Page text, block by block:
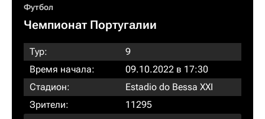
Футбол
Чемпионат Португалии
Тур:
9
Время начала:
09.10.2022 в 17:30
Стадион:
Estadio do Bessa XXI
Зрители:
11295